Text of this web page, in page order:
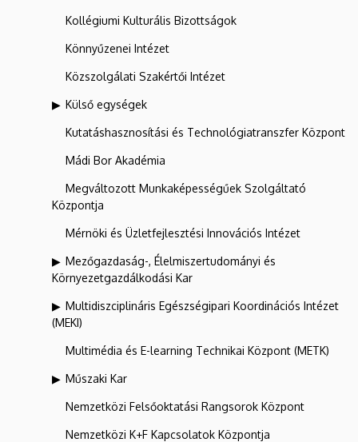
Kollégiumi Kulturális Bizottságok
Könnyűzenei Intézet
Közszolgálati Szakértői Intézet
Külső egységek
Kutatáshasznosítási és Technológiatranszfer Központ
Mádi Bor Akadémia
Megváltozott Munkaképességűek Szolgáltató
Központja
Mérnöki és Üzletfejlesztési Innovációs Intézet
Mezőgazdaság-, Élelmiszertudományi és
Környezetgazdálkodási Kar
Multidiszciplináris Egészségipari Koordinációs Intézet
(MEKI)
Multimédia és E-learning Technikai Központ (METK)
Műszaki Kar
Nemzetközi Felsőoktatási Rangsorok Központ
Nemzetközi K+F Kapcsolatok Központja